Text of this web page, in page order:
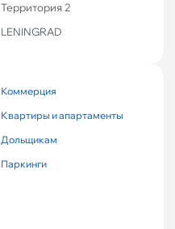
Территория 2
LENINGRAD
Коммерция
Квартиры и апартаменты
Дольщикам
Паркинги